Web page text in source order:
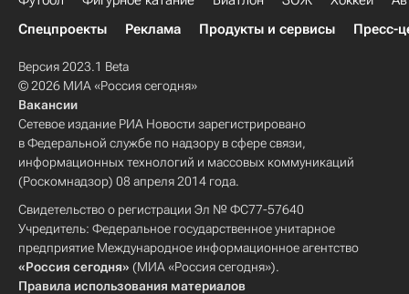
Спецпроекты
Реклама Продукты и сервисы Пресс-
Версия 2023.1 Beta
© 2026 МИА «Россия сегодня»
Вакансии
Сетевое издание РИА Новости зарегистрировано
в Федеральной службе по надзору в сфере связи,
информационных технологий и массовых коммуникаций
(Роскомнадзор) 08 апреля 2014 года.
Свидетельство о регистрации Эл № ФС77-57640
Учредитель: Федеральное государственное унитарное
предприятие Международное информационное агентство
«Россия сегодня» (МИА «Россия сегодня»).
Правила использования материалов